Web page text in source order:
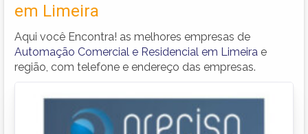
em Limeira
Aqui você Encontra! as melhores empresas de
Automação Comercial e Residencial em Limeira e
região, com telefone e endereço das empresas.